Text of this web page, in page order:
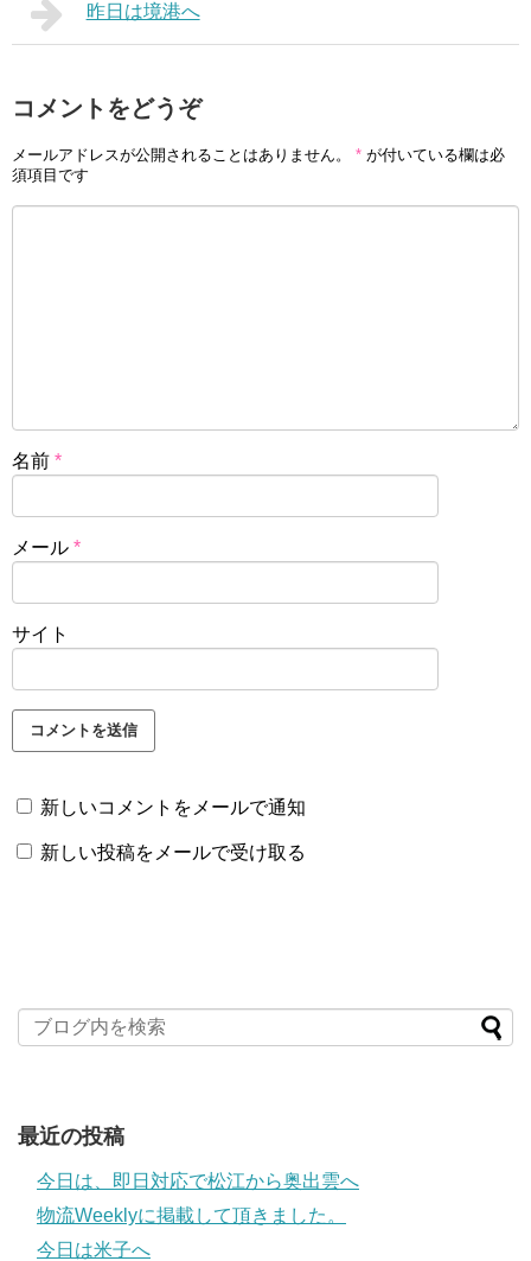
昨日は境港へ
コメントをどうぞ
メールアドレスが公開されることはありません。 * が付いている欄は必
須項目です
名前 *
メール *
サイト
新しいコメントをメールで通知
新しい投稿をメールで受け取る
最近の投稿
今日は、即日対応で松江から奥出雲へ
物流Weeklyに掲載して頂きました。
今日は米子へ